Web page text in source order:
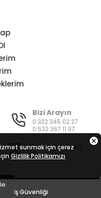
Bizi Arayın
0 332 345 02 27
0 532 367 11 97
Mesai Saatleri
08:00 - 19:00
İş Güvenliği
sunmak için çerez
Gizlilik Politikamızı